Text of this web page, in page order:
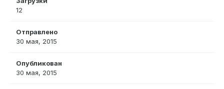
12
Отправлено
30 мая, 2015
Опубликован
30 мая, 2015